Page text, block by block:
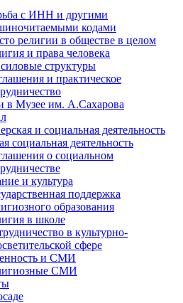
с ИНН и другими
кодами
религии в обществе в целом
и права человека
структуры
и практическое
в Музее им. А.Сахарова
и социальная деятельность
социальная деятельность
о социальном
и культура
поддержка
образования
в школе
в культурно-
сфере
и СМИ
СМИ